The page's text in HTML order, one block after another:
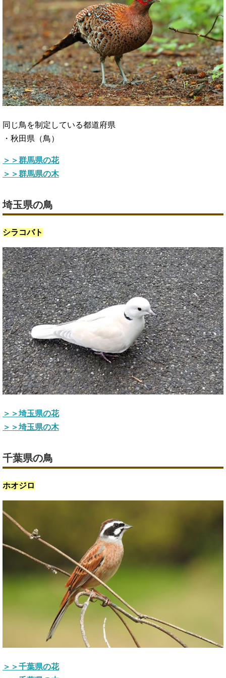
同じ鳥を制定している都道府県
・秋田県（鳥）
＞＞群馬県の花
＞＞群馬県の木
埼玉県の鳥
シラコバト
＞＞埼玉県の花
＞＞埼玉県の木
千葉県の鳥
ホオジロ
＞＞千葉県の花